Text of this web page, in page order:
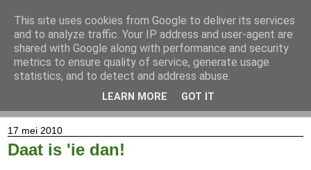
17 mei 2010
Daat is 'ie dan!
This site uses cookies from Google to deliver its services
and to analyze traffic. Your IP address and user-agent are
shared with Google along with performance and security
metrics to ensure quality of service, generate usage
statistics, and to detect and address abuse.
LEARN MORE GOT IT